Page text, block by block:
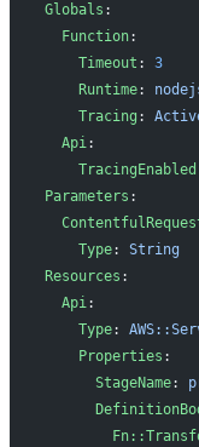
Globals :
  Function
:
    Timeout
: 3
    Runtime
:
    Tracing
:
  Api
:
    TracingEnabled
Parameters :
    Type
: String
Resources :
  Api
:
    Type
:
    Properties
:
      StageName
: